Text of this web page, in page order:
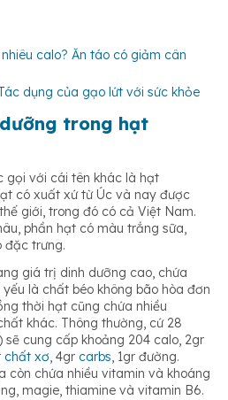
oxy hóa
calo? Ăn táo có giảm cân
dụng của gạo lứt với sức khỏe
trong hạt
gọi với cái tên khác là hạt
có xuất xứ từ Úc và nay được
giới, trong đó có cả Việt Nam.
phần hạt có màu trắng sữa,
đặc trưng.
giá trị dinh dưỡng cao, chứa
là chất béo không bão hòa đơn
thời hạt cũng chứa nhiều
khác. Thông thường, cứ 28
sẽ cung cấp khoảng 204 calo, 2gr
chất xơ, 4gr carbs, 1gr đường.
còn chứa nhiều vitamin và khoáng
magie, thiamine và vitamin B6.